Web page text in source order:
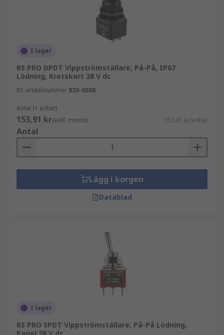
I lager
RS PRO DPDT Vippströmställare, På-På, IP67
Lödning, Kretskort 28 V dc
RS-artikelnummer 820-0508
Antal (1 enhet)
153,91 kr(exkl. moms) 153,91 kr/enhet
Antal
Lägg i korgen
Datablad
I lager
RS PRO SPDT Vippströmställare, På-På Lödning,